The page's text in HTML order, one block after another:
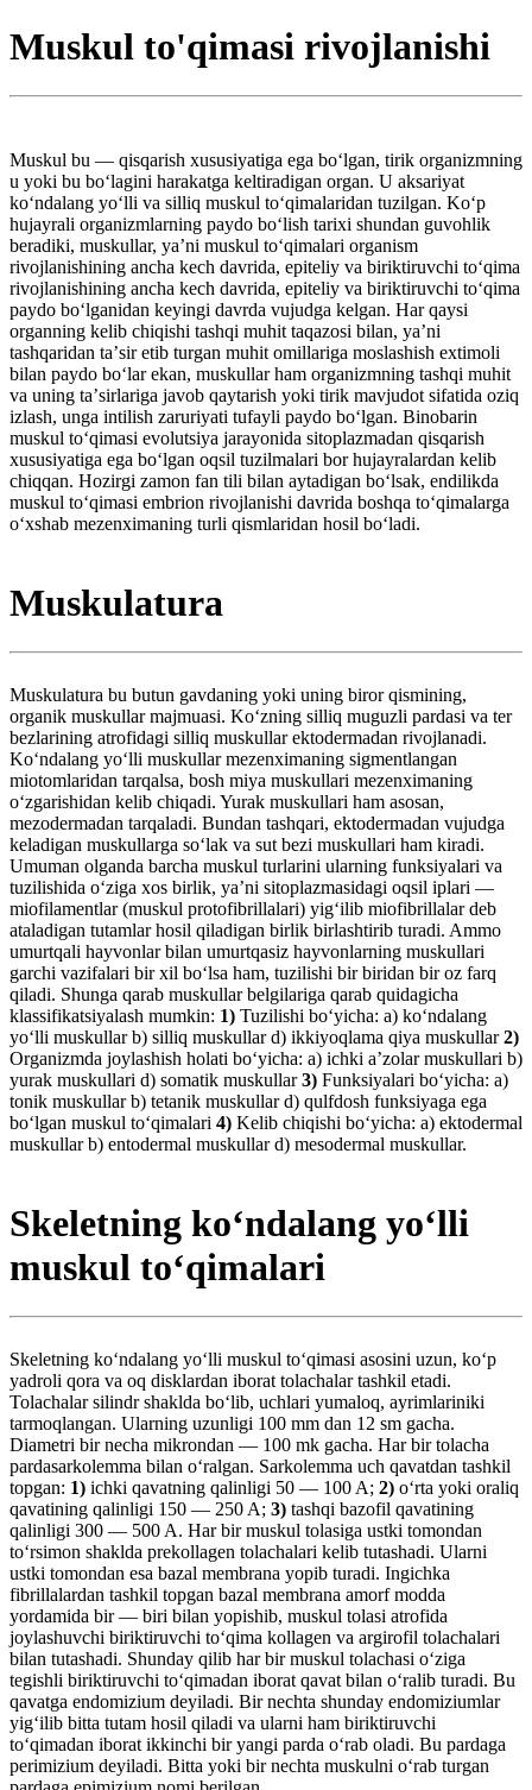
Muskul to'qimasi rivojlanishi
Muskul bu — qisqarish xususiyatiga ega boʻlgan, tirik organizmning
u yoki bu boʻlagini harakatga keltiradigan organ. U aksariyat
koʻndalang yoʻlli va silliq muskul toʻqimalaridan tuzilgan. Koʻp
hujayrali organizmlarning paydo boʻlish tarixi shundan guvohlik
beradiki, muskullar, yaʼni muskul toʻqimalari organism
rivojlanishining ancha kech davrida, epiteliy va biriktiruvchi toʻqima
rivojlanishining ancha kech davrida, epiteliy va biriktiruvchi toʻqima
paydo boʻlganidan keyingi davrda vujudga kelgan. Har qaysi
organning kelib chiqishi tashqi muhit taqazosi bilan, yaʼni
tashqaridan taʼsir etib turgan muhit omillariga moslashish extimoli
bilan paydo boʻlar ekan, muskullar ham organizmning tashqi muhit
va uning taʼsirlariga javob qaytarish yoki tirik mavjudot sifatida oziq
izlash, unga intilish zaruriyati tufayli paydo boʻlgan. Binobarin
muskul toʻqimasi evolutsiya jarayonida sitoplazmadan qisqarish
xususiyatiga ega boʻlgan oqsil tuzilmalari bor hujayralardan kelib
chiqqan. Hozirgi zamon fan tili bilan aytadigan boʻlsak, endilikda
muskul toʻqimasi embrion rivojlanishi davrida boshqa toʻqimalarga
oʻxshab mezenximaning turli qismlaridan hosil boʻladi.
Muskulatura
Muskulatura bu butun gavdaning yoki uning biror qismining,
organik muskullar majmuasi. Koʻzning silliq muguzli pardasi va ter
bezlarining atrofidagi silliq muskullar ektodermadan rivojlanadi.
Koʻndalang yoʻlli muskullar mezenximaning sigmentlangan
miotomlaridan tarqalsa, bosh miya muskullari mezenximaning
oʻzgarishidan kelib chiqadi. Yurak muskullari ham asosan,
mezodermadan tarqaladi. Bundan tashqari, ektodermadan vujudga
keladigan muskullarga soʻlak va sut bezi muskullari ham kiradi.
Umuman olganda barcha muskul turlarini ularning funksiyalari va
tuzilishida oʻziga xos birlik, yaʼni sitoplazmasidagi oqsil iplari —
miofilamentlar (muskul protofibrillalari) yigʻilib miofibrillalar deb
ataladigan tutamlar hosil qiladigan birlik birlashtirib turadi. Ammo
umurtqali hayvonlar bilan umurtqasiz hayvonlarning muskullari
garchi vazifalari bir xil boʻlsa ham, tuzilishi bir biridan bir oz farq
qiladi. Shunga qarab muskullar belgilariga qarab quidagicha
klassifikatsiyalash mumkin: 1) Tuzilishi boʻyicha: a) koʻndalang
yoʻlli muskullar b) silliq muskullar d) ikkiyoqlama qiya muskullar2)
Organizmda joylashish holati boʻyicha: a) ichki aʼzolar muskullari b)
yurak muskullari d) somatik muskullar3) Funksiyalari boʻyicha: a)
tonik muskullar b) tetanik muskullar d) qulfdosh funksiyaga ega
boʻlgan muskul toʻqimalari 4) Kelib chiqishi boʻyicha: a) ektodermal
muskullar b) entodermal muskullar d) mesodermal muskullar.
Skeletning koʻndalang yoʻlli
muskul toʻqimalari
Skeletning koʻndalang yoʻlli muskul toʻqimasi asosini uzun, koʻp
yadroli qora va oq disklardan iborat tolachalar tashkil etadi.
Tolachalar silindr shaklda boʻlib, uchlari yumaloq, ayrimlariniki
tarmoqlangan. Ularning uzunligi 100 mm dan 12 sm gacha.
Diametri bir necha mikrondan — 100 mk gacha. Har bir tolacha
pardasarkolemma bilan oʻralgan. Sarkolemma uch qavatdan tashkil
topgan: 1) ichki qavatning qalinligi 50 — 100 A; 2) oʻrta yoki oraliq
qavatining qalinligi 150 — 250 A; 3) tashqi bazofil qavatining
qalinligi 300 — 500 A. Har bir muskul tolasiga ustki tomondan
toʻrsimon shaklda prekollagen tolachalari kelib tutashadi. Ularni
ustki tomondan esa bazal membrana yopib turadi. Ingichka
fibrillalardan tashkil topgan bazal membrana amorf modda
yordamida bir — biri bilan yopishib, muskul tolasi atrofida
joylashuvchi biriktiruvchi toʻqima kollagen va argirofil tolachalari
bilan tutashadi. Shunday qilib har bir muskul tolachasi oʻziga
tegishli biriktiruvchi toʻqimadan iborat qavat bilan oʻralib turadi. Bu
qavatga endomizium deyiladi. Bir nechta shunday endomiziumlar
yigʻilib bitta tutam hosil qiladi va ularni ham biriktiruvchi
toʻqimadan iborat ikkinchi bir yangi parda oʻrab oladi. Bu pardaga
perimizium deyiladi. Bitta yoki bir nechta muskulni oʻrab turgan